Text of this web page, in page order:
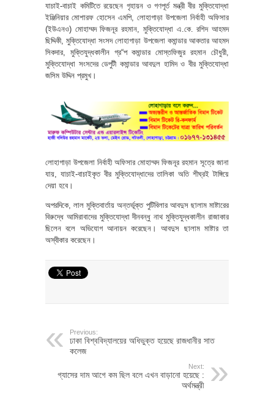
যাচাই-বাচাই কমিটিতে রয়েছেন গৃহায়ন ও গণপূর্ত মন্ত্রী বীর মুক্তিযোদ্ধা
ইঞ্জিনিয়ার মোশারফ হোসেন এমপি, লোহাগাড়া উপজেলা নির্বাহী অফিসার
(ইউএনও) মোহাম্মদ ফিজনূর রহমান, মুক্তিযোদ্ধা এ.কে. রশিদ আহমদ
ছিদ্দিকী, মুক্তিযোদ্ধা সংসদ লোহাগাড়া উপজেলা কমান্ডার আকতার আহমদ
সিকদার, মুক্তিযুদ্ধকালীন গ্র“প কমান্ডার মোস্তফিজুর রহমান চৌধুরী,
মুক্তিযোদ্ধা সংসদের ডেপুটী কমান্ডার আবদুল হামিদ ও বীর মুক্তিযোদ্ধা
জসিম উদ্দিন প্রমুখ।
লোহাগাড়া উপজেলা নির্বাহী অফিসার মোহাম্মদ ফিজনূর রহমান সূত্রে জানা
যায়, যাচাই-বাচাইকৃত বীর মুক্তিযোদ্ধাদের তালিকা অতি শীঘ্রই টাঙ্গিয়ে
দেয়া হবে।
অপরদিকে, লাল মুক্তিবার্তায় অন্তর্ভূক্ত পুটিবিলার আবদুস ছালাম মাষ্টারের
বিরুদ্ধে আমিরাবাদের মুক্তিযোদ্ধা দীনবন্ধু নাথ মুক্তিযুদ্ধকালীন রাজাকার
ছিলেন বলে অভিযোগ আনায়ন করেছেন। আবদুস ছালাম মাষ্টার তা
অস্বীকার করেছেন।
Previous:
ঢাকা বিশ্ববিদ্যালয়ের অধিভুক্ত হয়েছে রাজধানীর সাত
কলেজ
Next:
গ্যাসের দাম আগে কম ছিল বলে এখন বাড়ানো হয়েছে :
অর্থমন্ত্রী